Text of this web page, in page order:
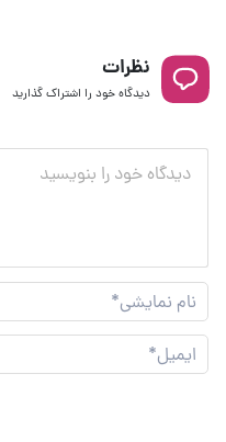
نظرات
دیدگاه خود را اشتراک گذارید